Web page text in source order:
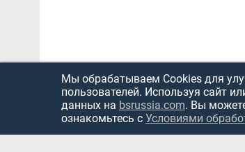
Мы обрабатываем Cookies для
пользователей. Используя сайт
данных на bsrussia.com. Вы
ознакомьтесь с Условиями